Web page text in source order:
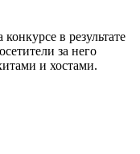
в результате
за него
и хостами.